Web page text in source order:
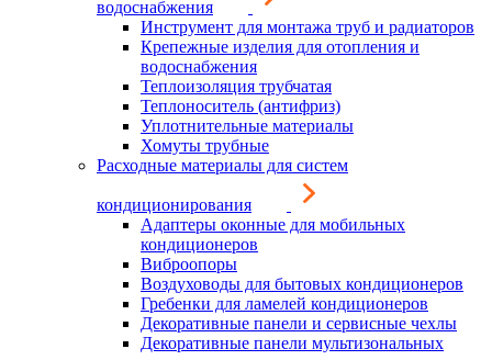
водоснабжения
Инструмент для монтажа труб и радиаторов
Крепежные изделия для отопления и
водоснабжения
Теплоизоляция трубчатая
Теплоноситель (антифриз)
Уплотнительные материалы
Хомуты трубные
Расходные материалы для систем
кондиционирования
Адаптеры оконные для мобильных
кондиционеров
Виброопоры
Воздуховоды для бытовых кондиционеров
Гребенки для ламелей кондиционеров
Декоративные панели и сервисные чехлы
Декоративные панели мультизональных